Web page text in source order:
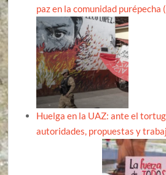
paz en la comunidad purépecha
Huelga en la UAZ: ante el
autoridades, propuestas y